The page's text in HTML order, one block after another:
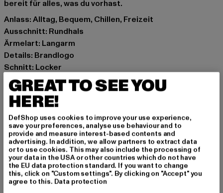
bereit für alles, was du vorhast.
Anlass: Alltag, Bequem, Chillen, Freizeit
Ausschnitt: Rundhals
Ärmelart: Langarm
Details: Brandlogo
Schnitt: Locker
Marke: Dangerous DNGRS
Kat.: Pullover
Farbe: camouflage
Hersteller Farbe: camouflage
Materialzusammensetzung: 100% Baumwolle
Art.Nr: DGCN285-02529
Hersteller: TB International GmbH |info@tbint.de
Dr.-Robert-Murjahn-Straße 7 | 64372 Ober-Ramstadt |
DE
GREAT TO SEE YOU
HERE!
DefShop uses cookies to improve your use experience,
save your preferences, analyse use behaviour and to
provide and measure interest-based contents and
advertising. In addition, we allow partners to extract data
or to use cookies. This may also include the processing of
your data in the USA or other countries which do not have
the EU data protection standard. If you want to change
this, click on "Custom settings". By clicking on "Accept" you
agree to this. Data protection